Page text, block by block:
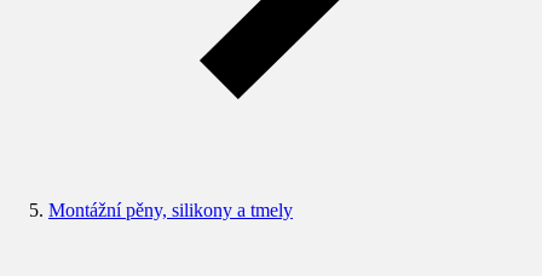
Montážní pěny, silikony a tmely